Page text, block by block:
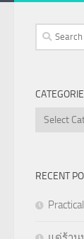
Search
for:
Categories
RECENT